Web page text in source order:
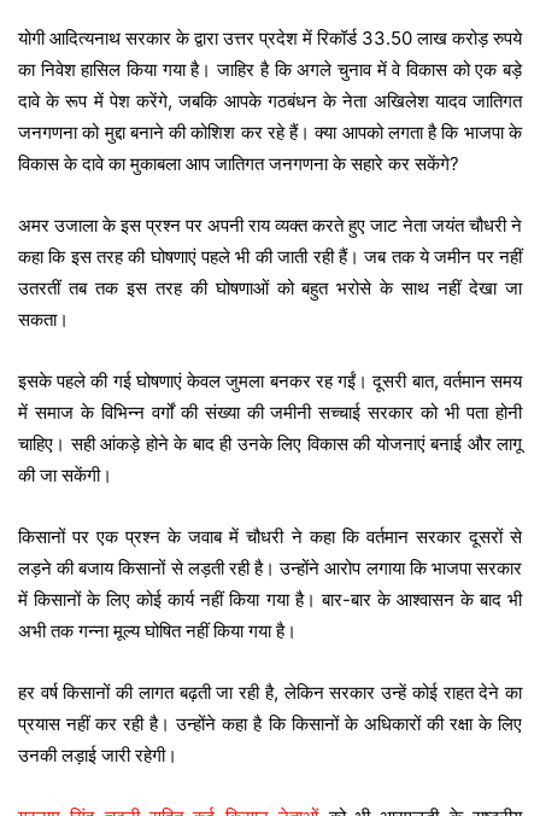
योगी आदित्यनाथ सरकार के द्वारा उत्तर प्रदेश में रिकॉर्ड 33.50 लाख करोड़ रुपये
का निवेश हासिल किया गया है। जाहिर है कि अगले चुनाव में वे विकास को एक बड़े
दावे के रूप में पेश करेंगे, जबकि आपके गठबंधन के नेता अखिलेश यादव जातिगत
जनगणना को मुद्दा बनाने की कोशिश कर रहे हैं। क्या आपको लगता है कि भाजपा के
विकास के दावे का मुकाबला आप जातिगत जनगणना के सहारे कर सकेंगे?
अमर उजाला के इस प्रश्न पर अपनी राय व्यक्त करते हुए जाट नेता जयंत चौधरी ने
कहा कि इस तरह की घोषणाएं पहले भी की जाती रही हैं। जब तक ये जमीन पर नहीं
उतरतीं तब तक इस तरह की घोषणाओं को बहुत भरोसे के साथ नहीं देखा जा
सकता।
इसके पहले की गई घोषणाएं केवल जुमला बनकर रह गईं। दूसरी बात, वर्तमान समय
में समाज के विभिन्न वर्गों की संख्या की जमीनी सच्चाई सरकार को भी पता होनी
चाहिए। सही आंकड़े होने के बाद ही उनके लिए विकास की योजनाएं बनाई और लागू
की जा सकेंगी।
किसानों पर एक प्रश्न के जवाब में चौधरी ने कहा कि वर्तमान सरकार दूसरों से
लड़ने की बजाय किसानों से लड़ती रही है। उन्होंने आरोप लगाया कि भाजपा सरकार
में किसानों के लिए कोई कार्य नहीं किया गया है। बार-बार के आश्वासन के बाद भी
अभी तक गन्ना मूल्य घोषित नहीं किया गया है।
हर वर्ष किसानों की लागत बढ़ती जा रही है, लेकिन सरकार उन्हें कोई राहत देने का
प्रयास नहीं कर रही है। उन्होंने कहा है कि किसानों के अधिकारों की रक्षा के लिए
उनकी लड़ाई जारी रहेगी।